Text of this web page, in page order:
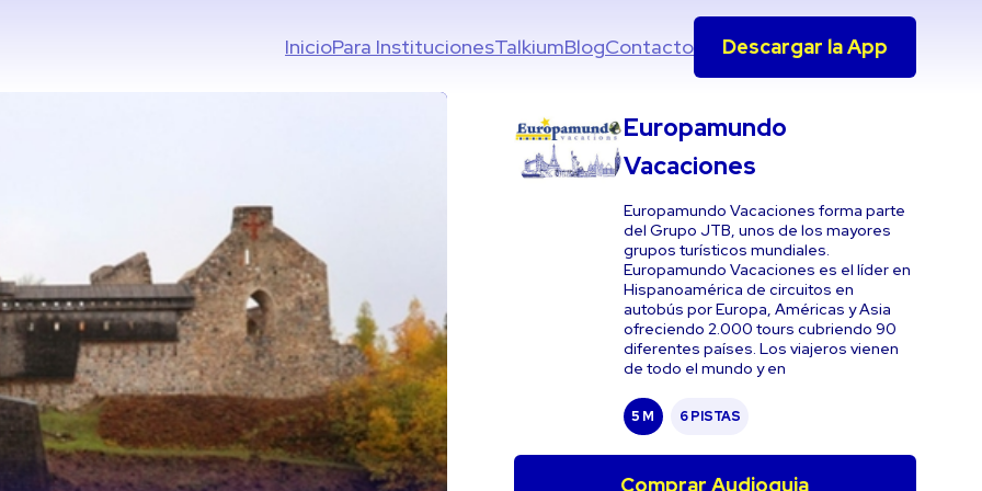
InicioPara InstitucionesTalkiumBlogContacto Descargar la App
Europamundo
Vacaciones
Europamundo Vacaciones forma parte
del Grupo JTB, unos de los mayores
grupos turísticos mundiales.
Europamundo Vacaciones es el líder en
Hispanoamérica de circuitos en
autobús por Europa, Américas y Asia
ofreciendo 2.000 tours cubriendo 90
diferentes países. Los viajeros vienen
de todo el mundo y en
5 M 6 PISTAS
Comprar Audioguia